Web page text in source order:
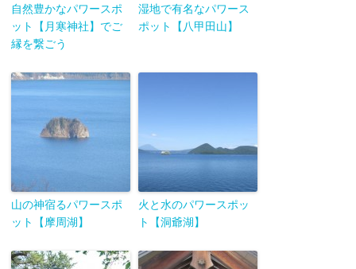
自然豊かなパワースポ
ット【月寒神社】でご
縁を繋ごう
湿地で有名なパワース
ポット【八甲田山】
山の神宿るパワースポ
ット【摩周湖】
火と水のパワースポッ
ト【洞爺湖】